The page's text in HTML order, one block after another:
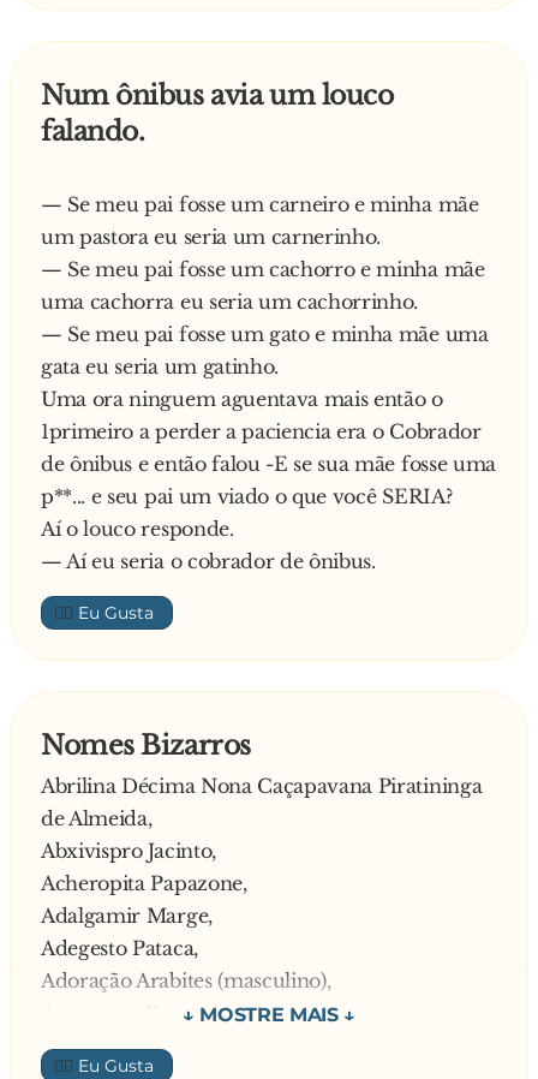
Num ônibus avia um louco
falando.
— Se meu pai fosse um carneiro e minha mãe
um pastora eu seria um carnerinho.
— Se meu pai fosse um cachorro e minha mãe
uma cachorra eu seria um cachorrinho.
— Se meu pai fosse um gato e minha mãe uma
gata eu seria um gatinho.
Uma ora ninguem aguentava mais então o
1primeiro a perder a paciencia era o Cobrador
de ônibus e então falou -E se sua mãe fosse uma
p**... e seu pai um viado o que você SERIA?
Aí o louco responde.
— Aí eu seria o cobrador de ônibus.
👍🏼
Nomes Bizarros
Abrilina Décima Nona Caçapavana Piratininga
de Almeida,
Abxivispro Jacinto,
Acheropita Papazone,
Adalgamir Marge,
Adegesto Pataca,
Adoração Arabites (masculino),
Aeronauta Barata,
Agrícola Beterraba Areia Leão,
👍🏼